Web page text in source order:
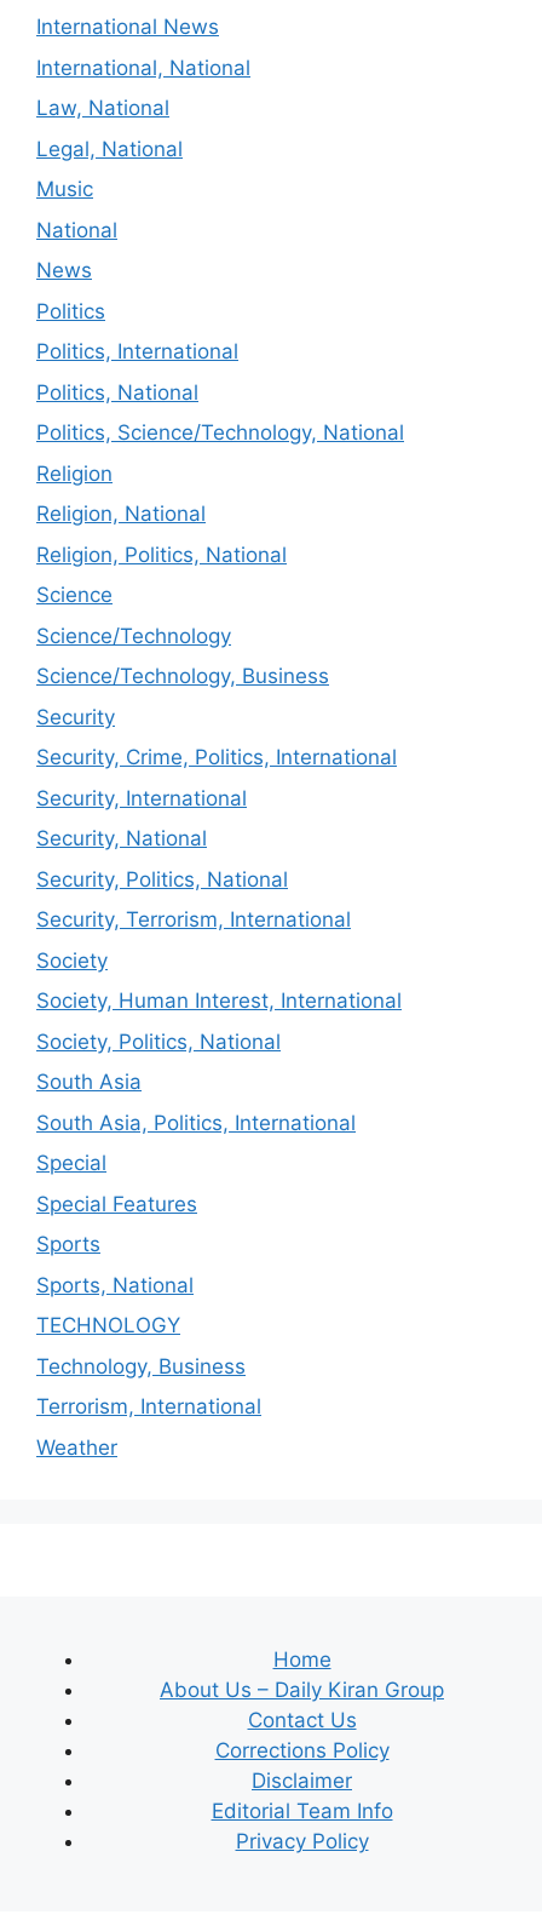
International News
International, National
Law, National
Legal, National
Music
National
News
Politics
Politics, International
Politics, National
Politics, Science/Technology, National
Religion
Religion, National
Religion, Politics, National
Science
Science/Technology
Science/Technology, Business
Security
Security, Crime, Politics, International
Security, International
Security, National
Security, Politics, National
Security, Terrorism, International
Society
Society, Human Interest, International
Society, Politics, National
South Asia
South Asia, Politics, International
Special
Special Features
Sports
Sports, National
TECHNOLOGY
Technology, Business
Terrorism, International
Weather
Home
About Us – Daily Kiran Group
Contact Us
Corrections Policy
Disclaimer
Editorial Team Info
Privacy Policy